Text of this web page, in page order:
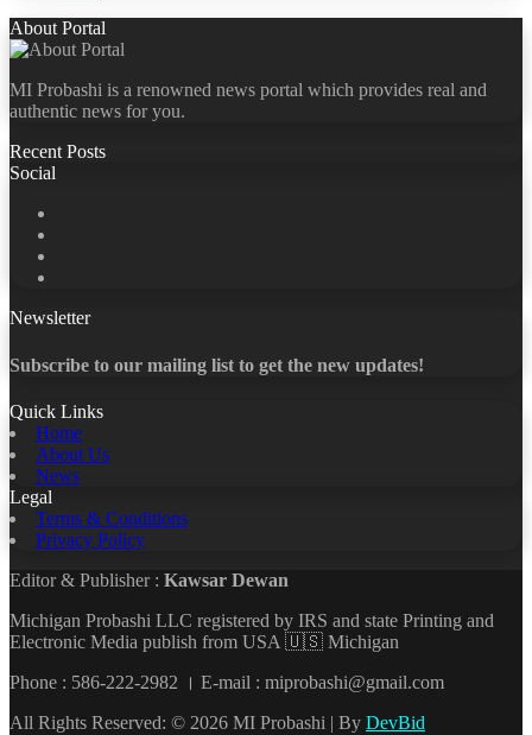
About Portal
MI Probashi is a renowned news portal which provides real and
authentic news for you.
Recent Posts
Social
Newsletter
Subscribe to our mailing list to get the new updates!
Quick Links
Home
About Us
News
Legal
Terms & Conditions
Privacy Policy
Editor & Publisher : Kawsar Dewan
Michigan Probashi LLC registered by IRS and state Printing and
Electronic Media publish from USA 🇺🇸 Michigan
Phone : 586-222-2982 । E-mail : miprobashi@gmail.com
All Rights Reserved: © 2026 MI Probashi | By DevBid